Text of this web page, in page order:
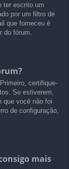
ter escrito um
por um filtro de
que forneceu é
do fórum.
certifique-
Se estiverem,
que você não foi
de configuração,
mais